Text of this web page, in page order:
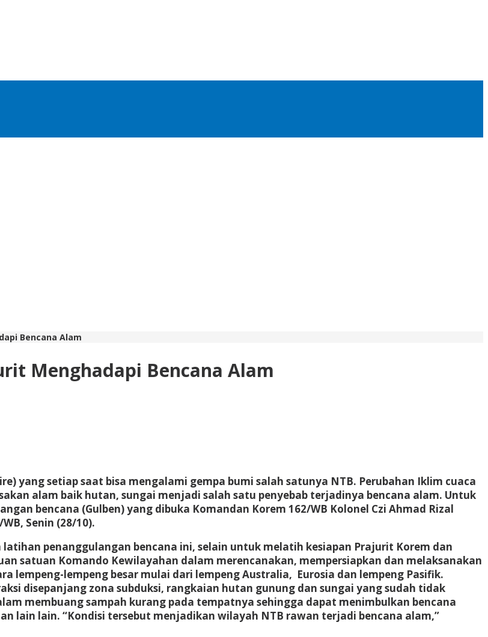
Bencana Alam
Menghadapi Bencana Alam
yang setiap saat bisa mengalami gempa bumi salah satunya NTB. Perubahan Iklim cuaca
alam baik hutan, sungai menjadi salah satu penyebab terjadinya bencana alam. Untuk
bencana (Gulben) yang dibuka Komandan Korem 162/WB Kolonel Czi Ahmad Rizal
Senin (28/10).
penanggulangan bencana ini, selain untuk melatih kesiapan Prajurit Korem dan
satuan Komando Kewilayahan dalam merencanakan, mempersiapkan dan melaksanakan
lempeng-lempeng besar mulai dari lempeng Australia, Eurosia dan lempeng Pasifik.
disepanjang zona subduksi, rangkaian hutan gunung dan sungai yang sudah tidak
membuang sampah kurang pada tempatnya sehingga dapat menimbulkan bencana
lain lain. “Kondisi tersebut menjadikan wilayah NTB rawan terjadi bencana alam,”